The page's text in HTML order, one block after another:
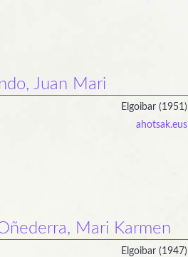
Juan Mari
Elgoibar (1951)
ahotsak.eus
Mari Karmen
Elgoibar (1947)